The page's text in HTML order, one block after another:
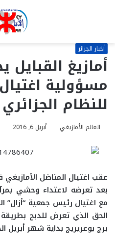
أخبار الجزائر
أمازيغ القبايل
مسؤولية
للنظام الجزائري
العالم الأمازيغي أبريل 6, 2016
عقب اغتيال المناضل
بعد تعرضه لاعتداء وحشي
مع اغتيال رئيس جمعية “أزال”
الحق الذي تعرض للدبح
برج بوعريريج بداية شهر أبريل